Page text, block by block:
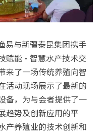
易与新疆泰昆集团携手
赋能·智慧水产技术交
来了一场传统养殖向智
活动现场展示了最新的
备，为与会者提供了一
趋势及创新应用的平
产养殖业的技术创新和